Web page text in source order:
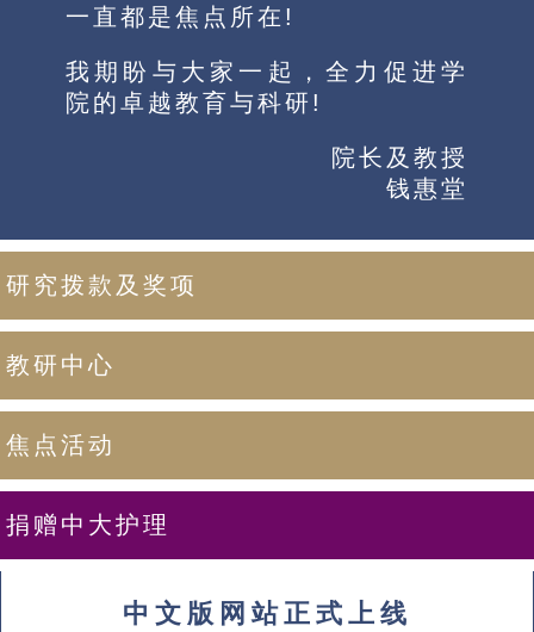
一直都是焦点所在!
我期盼与大家一起，全力促进学
院的卓越教育与科研!
院长及教授
钱惠堂
研究拨款及奖项
教研中心
焦点活动
捐赠中大护理
中文版网站正式上线